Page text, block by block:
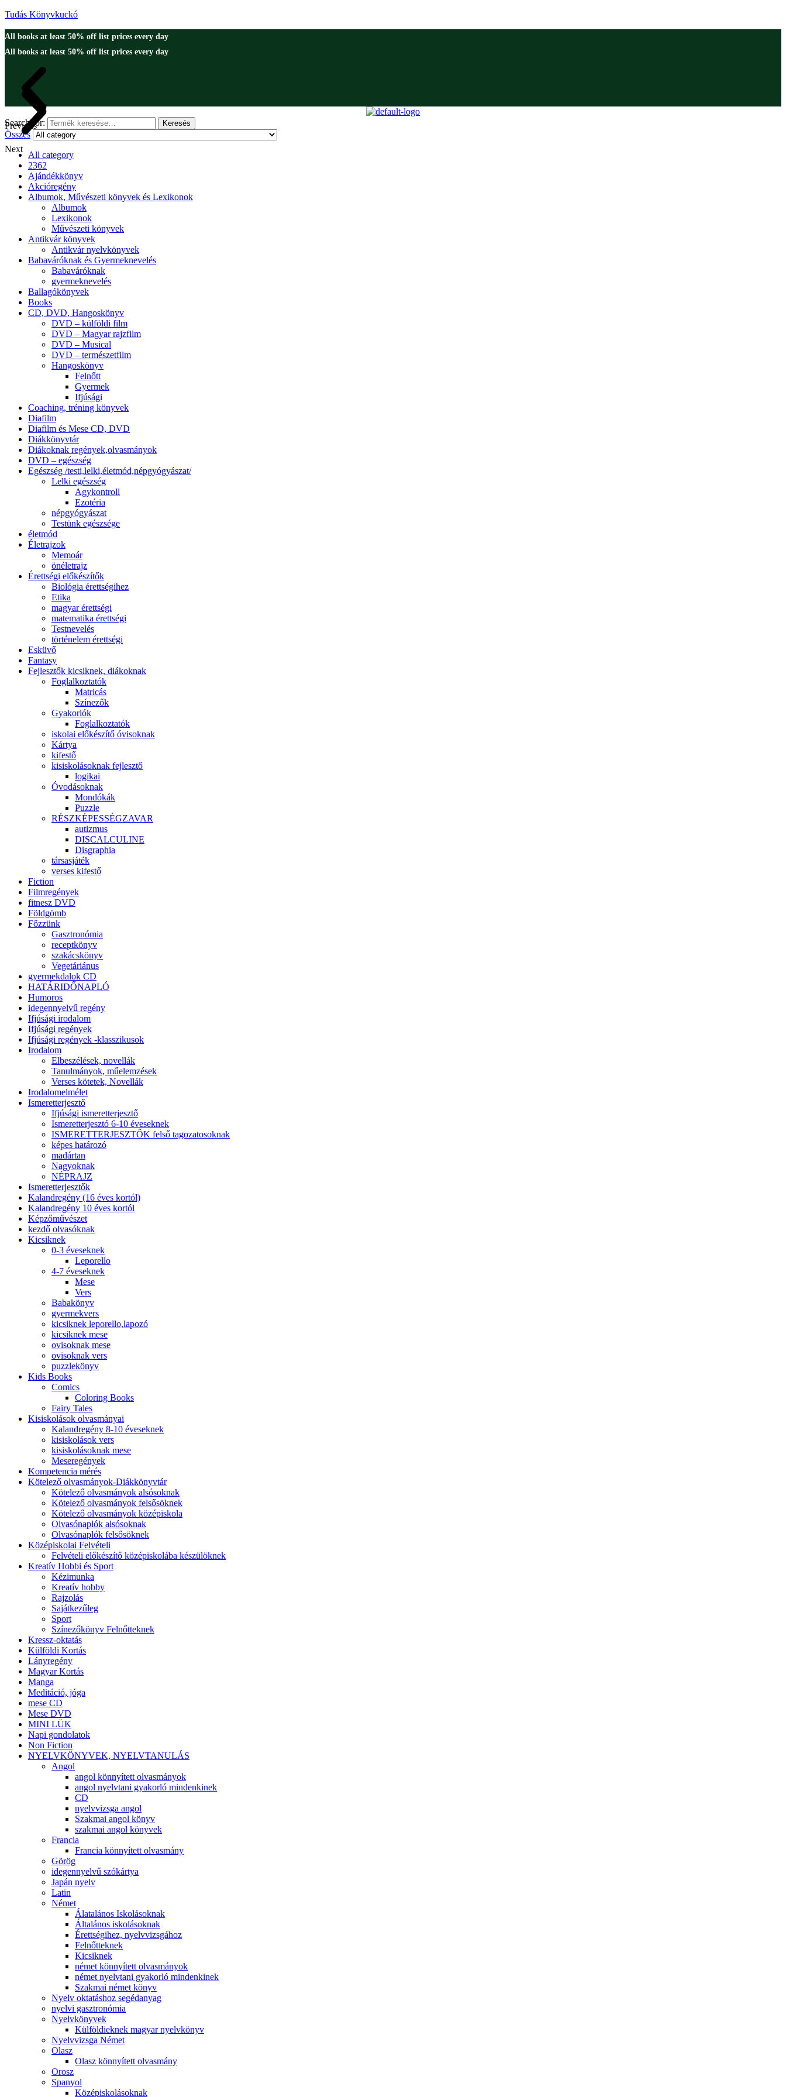
Tudás Könyvkuckó
All books at least 50% off list prices every day
All books at least 50% off list prices every day
Previous
Next
Search for: Keresés
Összes
All category
2362
Ajándékkönyv
Akcióregény
Albumok, Művészeti könyvek és Lexikonok
Albumok
Lexikonok
Művészeti könyvek
Antikvár könyvek
Antikvár nyelvkönyvek
Babaváróknak és Gyermeknevelés
Babaváróknak
gyermeknevelés
Ballagókönyvek
Books
CD, DVD, Hangoskönyv
DVD – külföldi film
DVD – Magyar rajzfilm
DVD – Musical
DVD – természetfilm
Hangoskönyv
Felnőtt
Gyermek
Ifjúsági
Coaching, tréning könyvek
Diafilm
Diafilm és Mese CD, DVD
Diákkönyvtár
Diákoknak regények,olvasmányok
DVD – egészség
Egészség /testi,lelki,életmód,népgyógyászat/
Lelki egészség
Agykontroll
Ezotéria
népgyógyászat
Testünk egészsége
életmód
Életrajzok
Memoár
önéletrajz
Érettségi előkészítők
Biológia érettségihez
Etika
magyar érettségi
matematika érettségi
Testnevelés
történelem érettségi
Esküvő
Fantasy
Fejlesztők kicsiknek, diákoknak
Foglalkoztatók
Matricás
Színezők
Gyakorlók
Foglalkoztatók
iskolai előkészítő óvisoknak
Kártya
kifestő
kisiskolásoknak fejlesztő
logikai
Óvodásoknak
Mondókák
Puzzle
RÉSZKÉPESSÉGZAVAR
autizmus
DISCALCULINE
Disgraphia
társasjáték
verses kifestő
Fiction
Filmregények
fitnesz DVD
Földgömb
Főzzünk
Gasztronómia
receptkönyv
szakácskönyv
Vegetáriánus
gyermekdalok CD
HATÁRIDŐNAPLÓ
Humoros
idegennyelvű regény
Ifjúsági irodalom
Ifjúsági regények
Ifjúsági regények -klasszikusok
Irodalom
Elbeszélések, novellák
Tanulmányok, műelemzések
Verses kötetek, Novellák
Irodalomelmélet
Ismeretterjesztő
Ifjúsági ismeretterjesztő
Ismeretterjesztó 6-10 éveseknek
ISMERETTERJESZTŐK felső tagozatosoknak
képes határozó
madártan
Nagyoknak
NÉPRAJZ
Ismeretterjesztők
Kalandregény (16 éves kortól)
Kalandregény 10 éves kortól
Képzőművészet
kezdő olvasóknak
Kicsiknek
0-3 éveseknek
Leporello
4-7 éveseknek
Mese
Vers
Babakönyv
gyermekvers
kicsiknek leporello,lapozó
kicsiknek mese
ovisoknak mese
ovisoknak vers
puzzlekönyv
Kids Books
Comics
Coloring Books
Fairy Tales
Kisiskolások olvasmányai
Kalandregény 8-10 éveseknek
kisiskolások vers
kisiskolásoknak mese
Meseregények
Kompetencia mérés
Kötelező olvasmányok-Diákkönyvtár
Kötelező olvasmányok alsósoknak
Kötelező olvasmányok felsősöknek
Kötelező olvasmányok középiskola
Olvasónaplók alsósoknak
Olvasónaplók felsősöknek
Középiskolai Felvételi
Felvételi előkészítő középiskolába készülöknek
Kreatív Hobbi és Sport
Kézimunka
Kreatív hobby
Rajzolás
Sajátkezűleg
Sport
Színezőkönyv Felnőtteknek
Kressz-oktatás
Külföldi Kortás
Lányregény
Magyar Kortás
Manga
Meditáció, jóga
mese CD
Mese DVD
MINI LÜK
Napi gondolatok
Non Fiction
NYELVKÖNYVEK, NYELVTANULÁS
Angol
angol könnyített olvasmányok
angol nyelvtani gyakorló mindenkinek
CD
nyelvvizsga angol
Szakmai angol könyv
szakmai angol könyvek
Francia
Francia könnyített olvasmány
Görög
idegennyelvű szókártya
Japán nyelv
Latin
Német
Álatalános Iskolásoknak
Általános iskolásoknak
Érettségihez, nyelvvizsgához
Felnőtteknek
Kicsiknek
német könnyített olvasmányok
német nyelvtani gyakorló mindenkinek
Szakmai német könyv
Nyelv oktatáshoz segédanyag
nyelvi gasztronómia
Nyelvkönyvek
Külföldieknek magyar nyelvkönyv
Nyelvvizsga Német
Olasz
Olasz könnyített olvasmány
Orosz
Spanyol
Középiskolásoknak